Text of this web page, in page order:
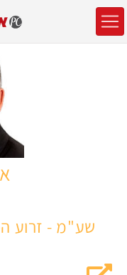
שע"מ - זרוע